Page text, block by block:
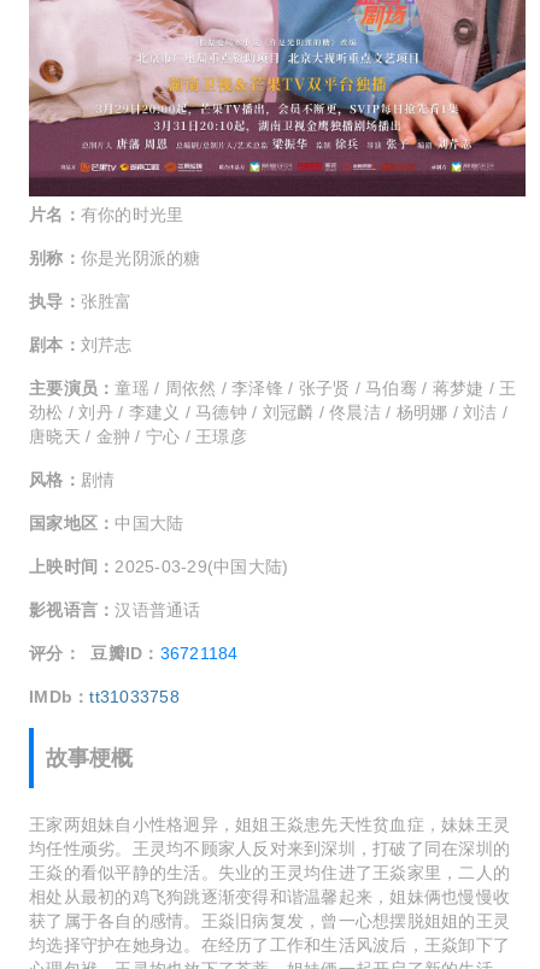
片名： 有你的时光里
别称： 你是光阴派的糖
执导： 张胜富
剧本： 刘芹志
主要演员：童瑶 / 周依然 / 李泽锋 / 张子贤 / 马伯骞 / 蒋梦婕 / 王
劲松 / 刘丹 / 李建义 / 马德钟 / 刘冠麟 / 佟晨洁 / 杨明娜 / 刘洁 /
唐晓天 / 金翀 / 宁心 / 王璟彦
风格： 剧情
国家地区： 中国大陆
上映时间： 2025-03-29(中国大陆)
影视语言：汉语普通话
评分： 豆瓣ID： 36721184
IMDb：tt31033758
故事梗概
王家两姐妹自小性格迥异，姐姐王焱患先天性贫血症，妹妹王灵
均任性顽劣。王灵均不顾家人反对来到深圳，打破了同在深圳的
王焱的看似平静的生活。失业的王灵均住进了王焱家里，二人的
相处从最初的鸡飞狗跳逐渐变得和谐温馨起来，姐妹俩也慢慢收
获了属于各自的感情。王焱旧病复发，曾一心想摆脱姐姐的王灵
均选择守护在她身边。在经历了工作和生活风波后，王焱卸下了